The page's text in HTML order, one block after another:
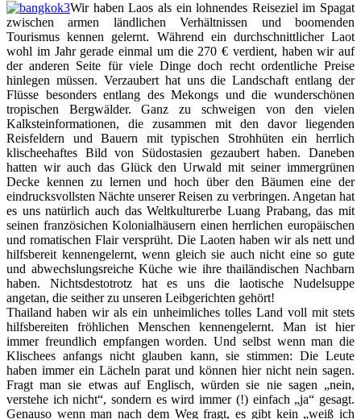
Wir haben Laos als ein lohnendes Reiseziel im Spagat
zwischen armen ländlichen Verhältnissen und boomenden
Tourismus kennen gelernt. Während ein durchschnittlicher Laot
wohl im Jahr gerade einmal um die 270 € verdient, haben wir auf
der anderen Seite für viele Dinge doch recht ordentliche Preise
hinlegen müssen. Verzaubert hat uns die Landschaft entlang der
Flüsse besonders entlang des Mekongs und die wunderschönen
tropischen Bergwälder. Ganz zu schweigen von den vielen
Kalksteinformationen, die zusammen mit den davor liegenden
Reisfeldern und Bauern mit typischen Strohhüten ein herrlich
klischeehaftes Bild von Südostasien gezaubert haben. Daneben
hatten wir auch das Glück den Urwald mit seiner immergrünen
Decke kennen zu lernen und hoch über den Bäumen eine der
eindrucksvollsten Nächte unserer Reisen zu verbringen. Angetan hat
es uns natürlich auch das Weltkulturerbe Luang Prabang, das mit
seinen französichen Kolonialhäusern einen herrlichen europäischen
und romatischen Flair versprüht. Die Laoten haben wir als nett und
hilfsbereit kennengelernt, wenn gleich sie auch nicht eine so gute
und abwechslungsreiche Küche wie ihre thailändischen Nachbarn
haben. Nichtsdestotrotz hat es uns die laotische Nudelsuppe
angetan, die seither zu unseren Leibgerichten gehört!
Thailand haben wir als ein unheimliches tolles Land voll mit stets
hilfsbereiten fröhlichen Menschen kennengelernt. Man ist hier
immer freundlich empfangen worden. Und selbst wenn man die
Klischees anfangs nicht glauben kann, sie stimmen: Die Leute
haben immer ein Lächeln parat und können hier nicht nein sagen.
Fragt man sie etwas auf Englisch, würden sie nie sagen „nein,
verstehe ich nicht“, sondern es wird immer (!) einfach „ja“ gesagt.
Genauso wenn man nach dem Weg fragt, es gibt kein „weiß ich